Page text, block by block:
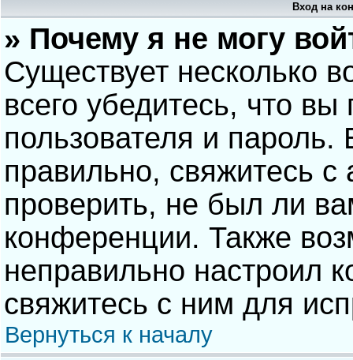
Вход на
» Почему я не могу
Существует несколько
всего убедитесь, что
пользователя и
правильно, свяжитесь
проверить, не был ли
конференции. Также
неправильно настроил
свяжитесь с ним для
Вернуться к началу